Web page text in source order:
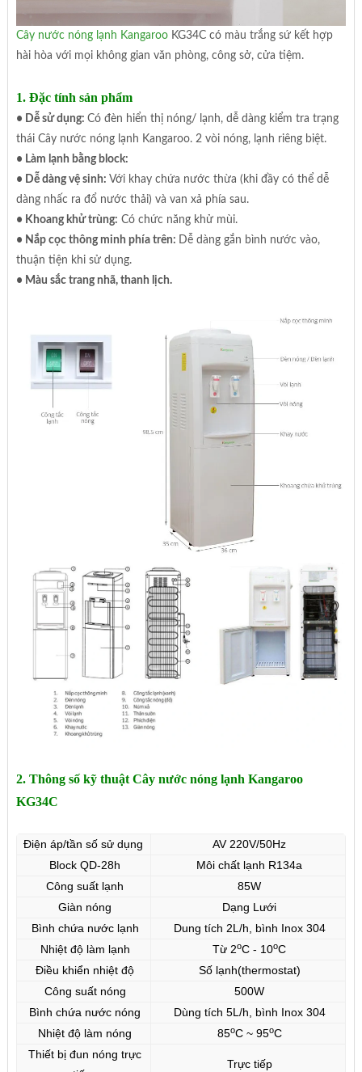
Cây nước nóng lạnh KangarooKG34C có màu trắng sứ kết hợp
hài hòa với mọi không gian văn phòng, công sở, cửa tiệm.
1. Đặc tính sản phẩm
• Dễ sử dụng: Có đèn hiển thị nóng/ lạnh, dễ dàng kiểm tra trạng
thái Cây nước nóng lạnh Kangaroo. 2 vòi nóng, lạnh riêng biệt.
• Làm lạnh bằng block:
• Dễ dàng vệ sinh: Với khay chứa nước thừa (khi đầy có thể dễ
dàng nhấc ra đổ nước thải) và van xả phía sau.
• Khoang khử trùng: Có chức năng khử mùi.
• Nắp cọc thông minh phía trên: Dễ dàng gắn bình nước vào,
thuận tiện khi sử dụng.
• Màu sắc trang nhã, thanh lịch.
2. Thông số kỹ thuật Cây nước nóng lạnh Kangaroo
KG34C
Điện áp/tần số sử dụng
AV 220V/50Hz
Block QD-28h
Môi chất lạnh R134a
Công suất lạnh
85W
Giàn nóng
Dạng Lưới
Bình chứa nước lạnh
Dung tích 2L/h, bình Inox 304
Nhiệt độ làm lạnh
Từ 2oC - 10oC
Điều khiển nhiệt độ
Số lạnh(thermostat)
Công suất nóng
500W
Bình chứa nước nóng
Dùng tích 5L/h, bình Inox 304
Nhiệt độ làm nóng
85oC ~ 95oC
Thiết bị đun nóng trực
Trực tiếp